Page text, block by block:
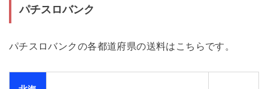
パチスロバンク
パチスロバンクの各都道府県の送料はこちらです。